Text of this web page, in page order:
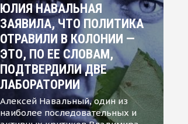
ЮЛИЯ НАВАЛЬНАЯ
ЗАЯВИЛА, ЧТО ПОЛИТИКА
ОТРАВИЛИ В КОЛОНИИ —
ЭТО, ПО ЕЕ СЛОВАМ,
ПОДТВЕРДИЛИ ДВЕ
ЛАБОРАТОРИИ
Алексей Навальный, один из
наиболее последовательных и